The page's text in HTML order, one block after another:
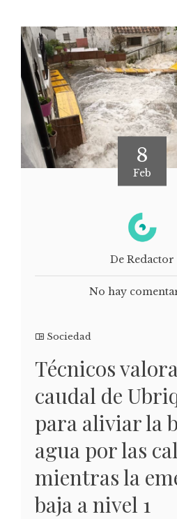
8
Feb
De Redactor
No hay
Sociedad
Técnicos
caudal de
para aliviar la
agua por las
mientras la
baja a nivel 1